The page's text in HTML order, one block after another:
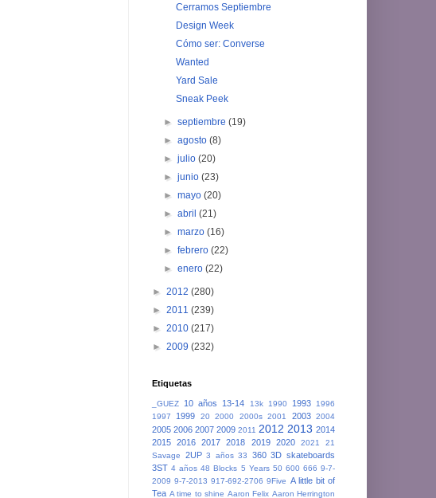
Cerramos Septiembre
Design Week
Cómo ser: Converse
Wanted
Yard Sale
Sneak Peek
►septiembre(19)
►agosto(8)
►julio(20)
►junio(23)
►mayo(20)
►abril(21)
►marzo(16)
►febrero(22)
►enero(22)
► 2012 (280)
► 2011 (239)
► 2010 (217)
► 2009 (232)
Etiquetas
_GUEZ 10 años 13-14 13k 1990 1993
1996
1997
1999 20 2000 2000s 2001 2003 2004
2005 2006 2007 2009 2011 2012 2013 2014
2015 2016 2017 2018 2019 2020 2021
21
Savage
2UP 3 años 33 360 3D skateboards
3ST 4 años 48 Blocks 5 Years 50 600 666 9-7-
2009 9-7-2013 917-692-2706 9Five A little bit of
Tea A time to shine Aaron Felix Aaron Herrington